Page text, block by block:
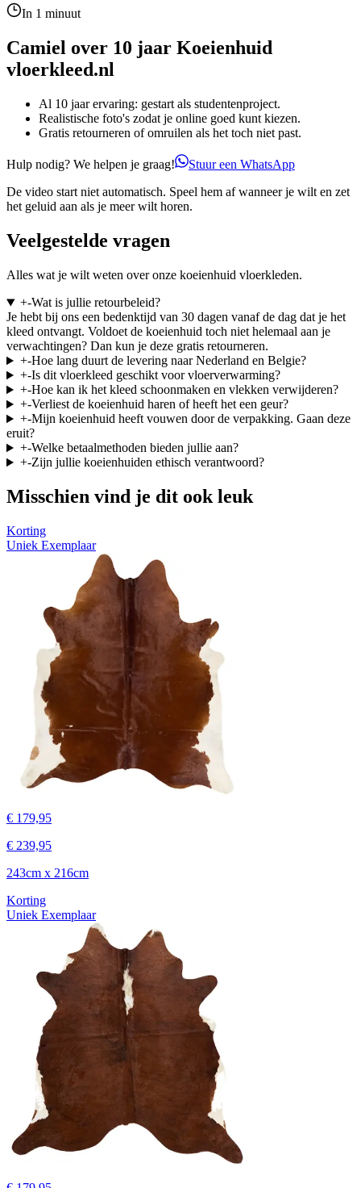
In 1 minuut
Camiel over 10 jaar Koeienhuid
vloerkleed.nl
Al 10 jaar ervaring: gestart als studentenproject.
Realistische foto's zodat je online goed kunt kiezen.
Gratis retourneren of omruilen als het toch niet past.
Hulp nodig? We helpen je graag!
Stuur een WhatsApp
De video start niet automatisch. Speel hem af wanneer je wilt en zet
het geluid aan als je meer wilt horen.
Veelgestelde vragen
Alles wat je wilt weten over onze koeienhuid vloerkleden.
+-Wat is jullie retourbeleid?
Je hebt bij ons een bedenktijd van 30 dagen vanaf de dag dat je het
kleed ontvangt. Voldoet de koeienhuid toch niet helemaal aan je
verwachtingen? Dan kun je deze gratis retourneren.
+-Hoe lang duurt de levering naar Nederland en Belgie?
+-Is dit vloerkleed geschikt voor vloerverwarming?
+-Hoe kan ik het kleed schoonmaken en vlekken verwijderen?
+-Verliest de koeienhuid haren of heeft het een geur?
+-Mijn koeienhuid heeft vouwen door de verpakking. Gaan deze
eruit?
+-Welke betaalmethoden bieden jullie aan?
+-Zijn jullie koeienhuiden ethisch verantwoord?
Misschien vind je dit ook leuk
Korting
Uniek Exemplaar
€ 179,95
€ 239,95
243cm x 216cm
Korting
Uniek Exemplaar